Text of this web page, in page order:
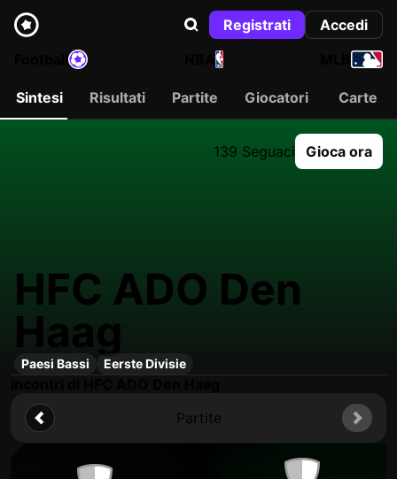
Registrati
Accedi
NBA
Sintesi Risultati Partite Giocatori Carte
139 Seguaci Gioca ora
HFC ADO Den
Haag
Paesi Bassi Eerste Divisie
Partite